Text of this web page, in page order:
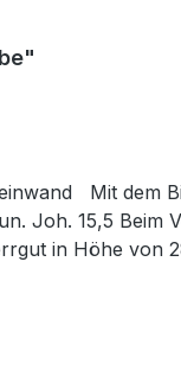
in ihm, der bringt viel Frucht; denn ohne mich
Joh. 15,5 Beim
in Höhe von